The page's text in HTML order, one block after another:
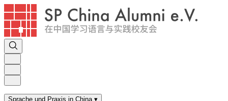
Sprache und Praxis in China ▾